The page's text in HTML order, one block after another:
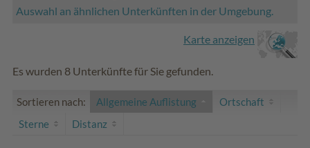
Auswahl an ähnlichen Unterkünften in der Umgebung.
Karte anzeigen
Es wurden 8 Unterkünfte für Sie gefunden.
Sortieren nach: Allgemeine Auflistung
Ortschaft
Sterne
Distanz